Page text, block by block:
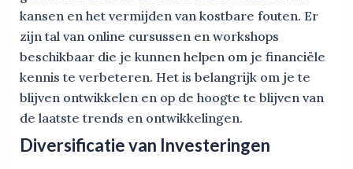
kansen en het vermijden van kostbare fouten. Er
zijn tal van online cursussen en workshops
beschikbaar die je kunnen helpen om je financiële
kennis te verbeteren. Het is belangrijk om je te
blijven ontwikkelen en op de hoogte te blijven van
de laatste trends en ontwikkelingen.
Diversificatie van Investeringen